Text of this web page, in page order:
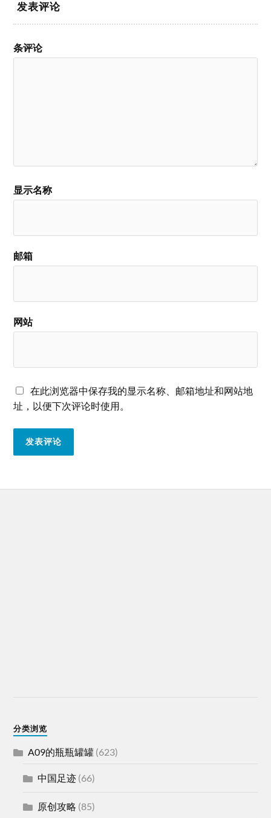
发表评论
条评论
显示名称
邮箱
网站
在此浏览器中保存我的显示名称、邮箱地址和网站地
址，以便下次评论时使用。
分类浏览
A09的瓶瓶罐罐 (623)
中国足迹 (66)
原创攻略 (85)